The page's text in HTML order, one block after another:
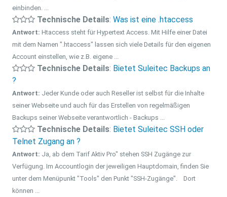
einbinden. ...
Technische Details: Was ist eine .htaccess
Antwort: Htaccess steht für Hypertext Access. Mit Hilfe einer Datei
mit dem Namen ".htaccess" lassen sich viele Details für den eigenen
Account einstellen, wie z.B. eigene ...
Technische Details: Bietet Suleitec Backups an
?
Antwort: Jeder Kunde oder auch Reseller ist selbst für die Inhalte
seiner Webseite und auch für das Erstellen von regelmäßigen
Backups seiner Webseite verantwortlich - Backups ...
Technische Details: Bietet Suleitec SSH oder
Telnet Zugang an ?
Antwort: Ja, ab dem Tarif Aktiv Pro" stehen SSH Zugänge zur
Verfügung. Im Accountlogin der jeweiligen Hauptdomain, finden Sie
unter dem Menüpunkt "Tools" den Punkt "SSH-Zugänge". Dort
können ...